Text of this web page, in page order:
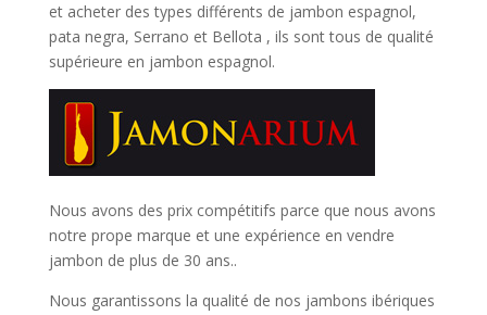
et acheter des types différents de jambon espagnol,
pata negra, Serrano et Bellota , ils sont tous de qualité
supérieure en jambon espagnol.
Nous avons des prix compétitifs parce que nous avons
notre prope marque et une expérience en vendre
jambon de plus de 30 ans..
Nous garantissons la qualité de nos jambons ibériques